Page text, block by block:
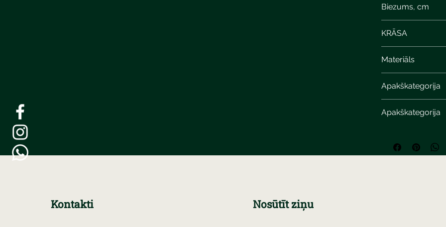
Biezums, cm
KRĀSA
Materiāls
Apakškategorija
Apakškategorija
Kontakti Nosūtīt ziņu